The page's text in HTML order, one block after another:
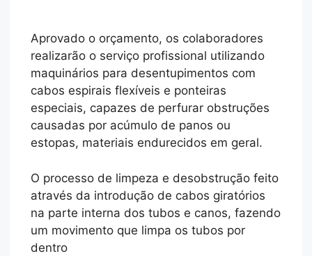
Aprovado o orçamento, os colaboradores
realizarão o serviço profissional utilizando
maquinários para desentupimentos com
cabos espirais flexíveis e ponteiras
especiais, capazes de perfurar obstruções
causadas por acúmulo de panos ou
estopas, materiais endurecidos em geral.
O processo de limpeza e desobstrução feito
através da introdução de cabos giratórios
na parte interna dos tubos e canos, fazendo
um movimento que limpa os tubos por
dentro